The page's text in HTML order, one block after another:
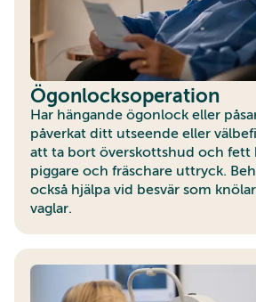
Ögonlocksoperation
Har hängande ögonlock eller
påverkat ditt utseende eller
att ta bort överskottshud och fett
piggare och fräschare uttryck.
också hjälpa vid besvär som
vaglar.